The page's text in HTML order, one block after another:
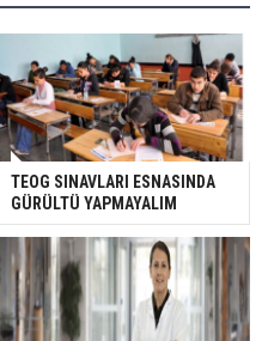
TEOG SINAVLARI ESNASINDA
GÜRÜLTÜ YAPMAYALIM